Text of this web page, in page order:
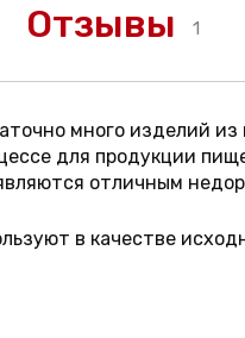
Отзывы 1
много изделий
для продукции
отличным
в качестве